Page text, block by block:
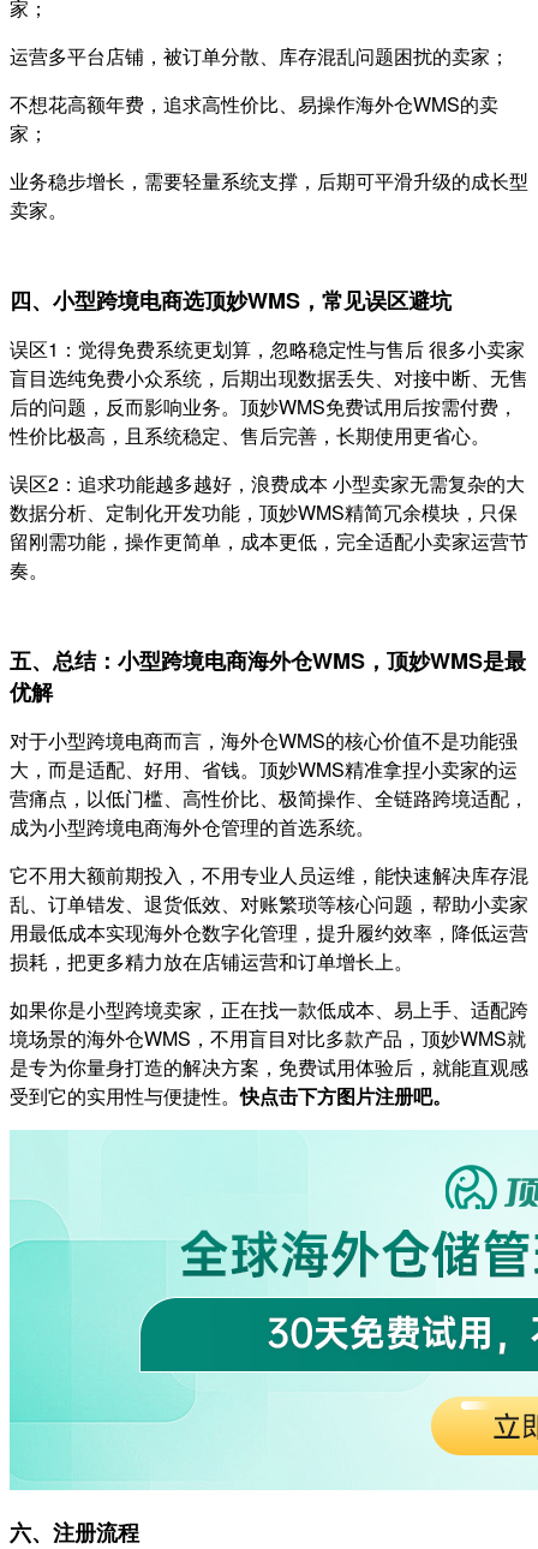
家；
运营多平台店铺，被订单分散、库存混乱问题困扰的卖家；
不想花高额年费，追求高性价比、易操作海外仓WMS的卖
家；
业务稳步增长，需要轻量系统支撑，后期可平滑升级的成长型
卖家。
四、小型跨境电商选顶妙WMS，常见误区避坑
误区1：觉得免费系统更划算，忽略稳定性与售后 很多小卖家
盲目选纯免费小众系统，后期出现数据丢失、对接中断、无售
后的问题，反而影响业务。顶妙WMS免费试用后按需付费，
性价比极高，且系统稳定、售后完善，长期使用更省心。
误区2：追求功能越多越好，浪费成本 小型卖家无需复杂的大
数据分析、定制化开发功能，顶妙WMS精简冗余模块，只保
留刚需功能，操作更简单，成本更低，完全适配小卖家运营节
奏。
五、总结：小型跨境电商海外仓WMS，顶妙WMS是最
优解
对于小型跨境电商而言，海外仓WMS的核心价值不是功能强
大，而是适配、好用、省钱。顶妙WMS精准拿捏小卖家的运
营痛点，以低门槛、高性价比、极简操作、全链路跨境适配，
成为小型跨境电商海外仓管理的首选系统。
它不用大额前期投入，不用专业人员运维，能快速解决库存混
乱、订单错发、退货低效、对账繁琐等核心问题，帮助小卖家
用最低成本实现海外仓数字化管理，提升履约效率，降低运营
损耗，把更多精力放在店铺运营和订单增长上。
如果你是小型跨境卖家，正在找一款低成本、易上手、适配跨
境场景的海外仓WMS，不用盲目对比多款产品，顶妙WMS就
是专为你量身打造的解决方案，免费试用体验后，就能直观感
受到它的实用性与便捷性。快点击下方图片注册吧。
六、注册流程